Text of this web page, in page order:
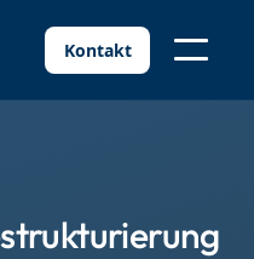
Kontakt